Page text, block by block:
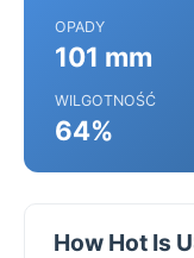
OPADY
101 mm
WILGOTNOŚĆ
64%
How Hot Is